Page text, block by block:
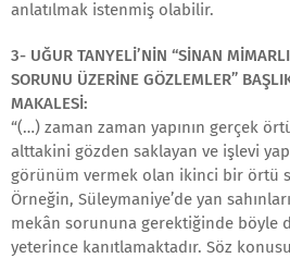
anlatılmak istenmiş olabilir.
3- UĞUR TANYELİ’NİN “SİNAN
SORUNU ÜZERİNE GÖZLEMLER”
MAKALESİ:
“(…) zaman zaman yapının gerçek
alttakini gözden saklayan ve işlevi
görünüm vermek olan ikinci bir örtü
Örneğin, Süleymaniye’de yan
mekân sorununa gerektiğinde böyle
yeterince kanıtlamaktadır. Söz